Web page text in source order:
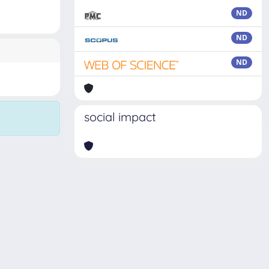
ND
ND
ND
social impact